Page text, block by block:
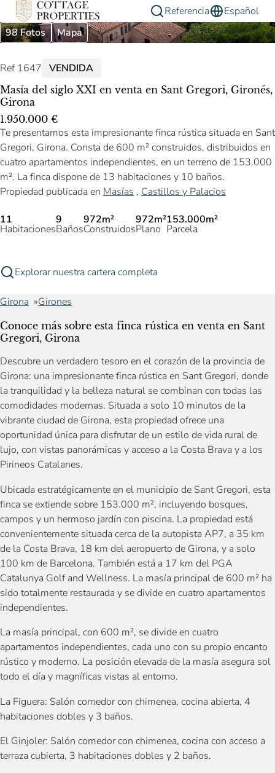
Referencia
Español
98 Fotos
Mapa
Ref 1647 VENDIDA
Masía del siglo XXI en venta en Sant Gregori, Gironés,
Girona
1.950.000 €
Te presentamos esta impresionante finca rústica situada en Sant
Gregori, Girona. Consta de 600 m² construidos, distribuidos en
cuatro apartamentos independientes, en un terreno de 153.000
m². La finca dispone de 13 habitaciones y 10 baños.
Propiedad publicada en Masías , Castillos y Palacios
11
Habitaciones
9
Baños
972m²
Construidos
972m²
Plano
153.000m²
Parcela
Explorar nuestra cartera completa
Girona Girones
Conoce más sobre esta finca rústica en venta en Sant
Gregori, Girona
Descubre un verdadero tesoro en el corazón de la provincia de
Girona: una impresionante finca rústica en Sant Gregori, donde
la tranquilidad y la belleza natural se combinan con todas las
comodidades modernas. Situada a solo 10 minutos de la
vibrante ciudad de Girona, esta propiedad ofrece una
oportunidad única para disfrutar de un estilo de vida rural de
lujo, con vistas panorámicas y acceso a la Costa Brava y a los
Pirineos Catalanes.
Ubicada estratégicamente en el municipio de Sant Gregori, esta
finca se extiende sobre 153.000 m², incluyendo bosques,
campos y un hermoso jardín con piscina. La propiedad está
convenientemente situada cerca de la autopista AP7, a 35 km
de la Costa Brava, 18 km del aeropuerto de Girona, y a solo
100 km de Barcelona. También está a 17 km del PGA
Catalunya Golf and Wellness. La masía principal de 600 m² ha
sido totalmente restaurada y se divide en cuatro apartamentos
independientes.
La masía principal, con 600 m², se divide en cuatro
apartamentos independientes, cada uno con su propio encanto
rústico y moderno. La posición elevada de la masía asegura sol
todo el día y magníficas vistas al entorno.
La Figuera: Salón comedor con chimenea, cocina abierta, 4
habitaciones dobles y 3 baños.
El Ginjoler: Salón comedor con chimenea, cocina con acceso a
terraza cubierta, 3 habitaciones dobles y 2 baños.